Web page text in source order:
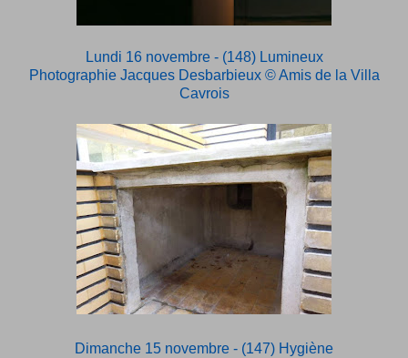
Lundi 16 novembre - (148) Lumineux
Photographie Jacques Desbarbieux © Amis de la Villa
Cavrois
Dimanche 15 novembre - (147) Hygiène